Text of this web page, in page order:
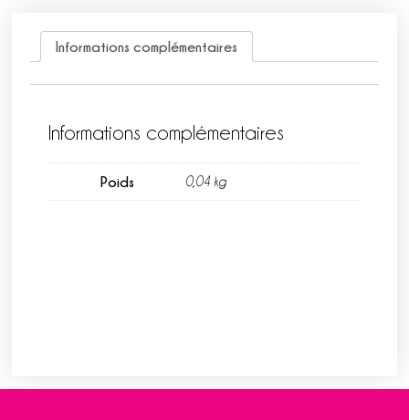
Informations complémentaires
Informations complémentaires
Poids 0,04 kg